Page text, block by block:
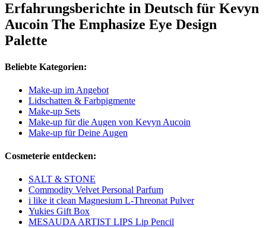
Erfahrungsberichte in Deutsch für Kevyn
Aucoin The Emphasize Eye Design
Palette
Beliebte Kategorien:
Make-up im Angebot
Lidschatten & Farbpigmente
Make-up Sets
Make-up für die Augen von Kevyn Aucoin
Make-up für Deine Augen
Cosmeterie entdecken:
SALT & STONE
Commodity Velvet Personal Parfum
i like it clean Magnesium L-Threonat Pulver
Yukies Gift Box
MESAUDA ARTIST LIPS Lip Pencil